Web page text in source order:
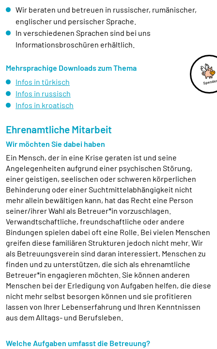
Wir beraten und betreuen in russischer, rumänischer,
englischer und persischer Sprache.
In verschiedenen Sprachen sind bei uns
Informationsbroschüren erhältlich.
Mehrsprachige Downloads zum Thema
Infos in türkisch
Infos in russisch
Infos in kroatisch
Ehrenamtliche Mitarbeit
Wir möchten Sie dabei haben
Ein Mensch, der in eine Krise geraten ist und seine
Angelegenheiten aufgrund einer psychischen Störung,
einer geistigen, seelischen oder schweren körperlichen
Behinderung oder einer Suchtmittelabhängigkeit nicht
mehr allein bewältigen kann, hat das Recht eine Person
seiner/ihrer Wahl als Betreuer*in vorzuschlagen.
Verwandtschaftliche, freundschaftliche oder andere
Bindungen spielen dabei oft eine Rolle. Bei vielen Menschen
greifen diese familiären Strukturen jedoch nicht mehr. Wir
als Betreuungsverein sind daran interessiert, Menschen zu
finden und zu unterstützen, die sich als ehrenamtliche
Betreuer*in engagieren möchten. Sie können anderen
Menschen bei der Erledigung von Aufgaben helfen, die diese
nicht mehr selbst besorgen können und sie profitieren
lassen von Ihrer Lebenserfahrung und Ihren Kenntnissen
aus dem Alltags- und Berufsleben.
Welche Aufgaben umfasst die Betreuung?